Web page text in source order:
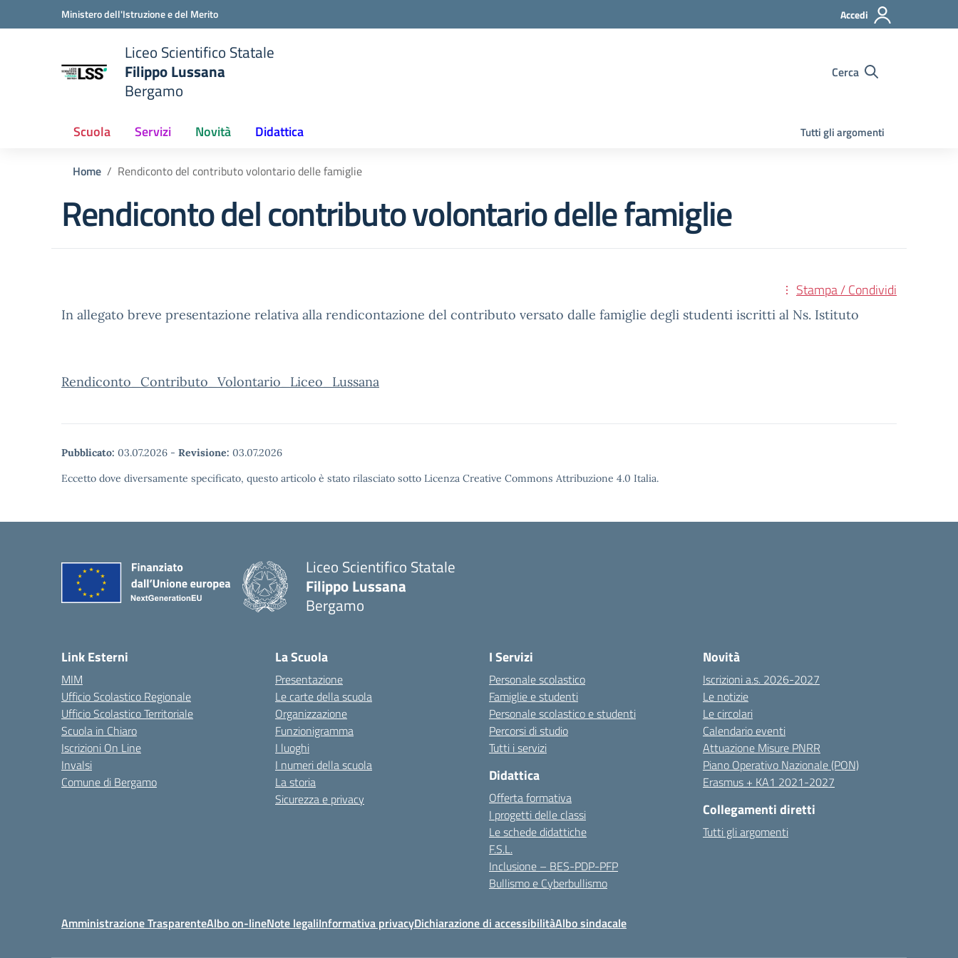
Vai ai contenuti
Vai al menu di navigazioneMinistero dell'Istruzione e del Merito Accedi
Liceo Scientifico Statale
Filippo Lussana
Bergamo
Cerca
Scuola Servizi Novità Didattica Tutti gli argomenti
Home Rendiconto del contributo volontario delle famiglie
Rendiconto del contributo volontario delle famiglie
Stampa / Condividi
In allegato breve presentazione relativa alla rendicontazione del contributo versato dalle famiglie degli studenti iscritti al Ns. Istituto
Rendiconto_Contributo_Volontario_Liceo_Lussana
Pubblicato: 03.07.2026 - Revisione: 03.07.2026
Eccetto dove diversamente specificato, questo articolo è stato rilasciato sotto Licenza Creative Commons Attribuzione 4.0 Italia.
Liceo Scientifico Statale
Filippo Lussana
Bergamo
Link Esterni
MIM
Ufficio Scolastico Regionale
Ufficio Scolastico Territoriale
Scuola in Chiaro
Iscrizioni On Line
Invalsi
Comune di Bergamo
La Scuola
Presentazione
Le carte della scuola
Organizzazione
Funzionigramma
I luoghi
I numeri della scuola
La storia
Sicurezza e privacy
I Servizi
Personale scolastico
Famiglie e studenti
Personale scolastico e studenti
Percorsi di studio
Tutti i servizi
Didattica
Offerta formativa
I progetti delle classi
Le schede didattiche
F.S.L.
Inclusione – BES-PDP-PFP
Bullismo e Cyberbullismo
Novità
Iscrizioni a.s. 2026-2027
Le notizie
Le circolari
Calendario eventi
Attuazione Misure PNRR
Piano Operativo Nazionale (PON)
Erasmus + KA1 2021-2027
Collegamenti diretti
Tutti gli argomenti
Amministrazione TrasparenteAlbo on-lineNote legaliInformativa privacyDichiarazione di accessibilitàAlbo sindacale